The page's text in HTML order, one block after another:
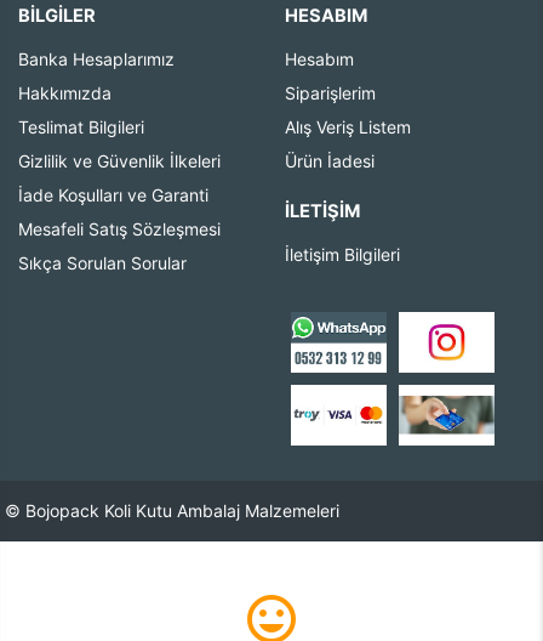
BİLGİLER
Banka Hesaplarımız
Hakkımızda
Teslimat Bilgileri
Gizlilik ve Güvenlik İlkeleri
İade Koşulları ve Garanti
Mesafeli Satış Sözleşmesi
Sıkça Sorulan Sorular
HESABIM
Hesabım
Siparişlerim
Alış Veriş Listem
Ürün İadesi
İLETIŞIM
İletişim Bilgileri
© Bojopack Koli Kutu Ambalaj Malzemeleri